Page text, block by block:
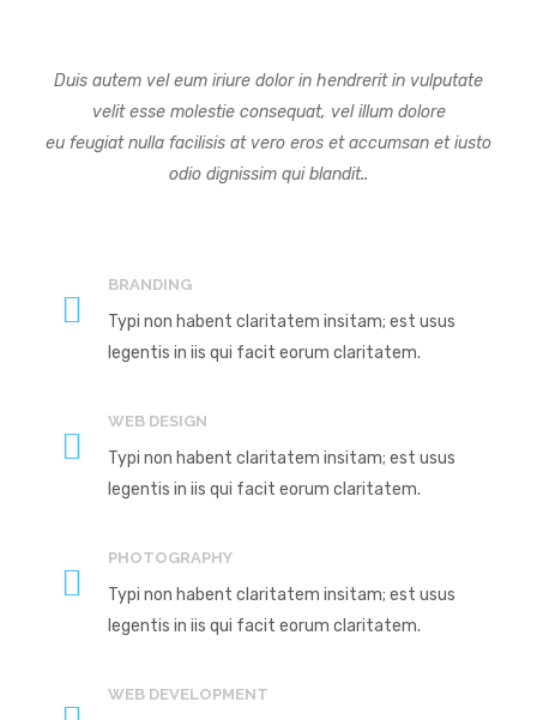
Duis autem vel eum iriure dolor in hendrerit in vulputate
velit esse molestie consequat, vel illum dolore
eu feugiat nulla facilisis at vero eros et accumsan et iusto
odio dignissim qui blandit..
BRANDING
Typi non habent claritatem insitam; est usus
legentis in iis qui facit eorum claritatem.
WEB DESIGN
Typi non habent claritatem insitam; est usus
legentis in iis qui facit eorum claritatem.
PHOTOGRAPHY
Typi non habent claritatem insitam; est usus
legentis in iis qui facit eorum claritatem.
WEB DEVELOPMENT